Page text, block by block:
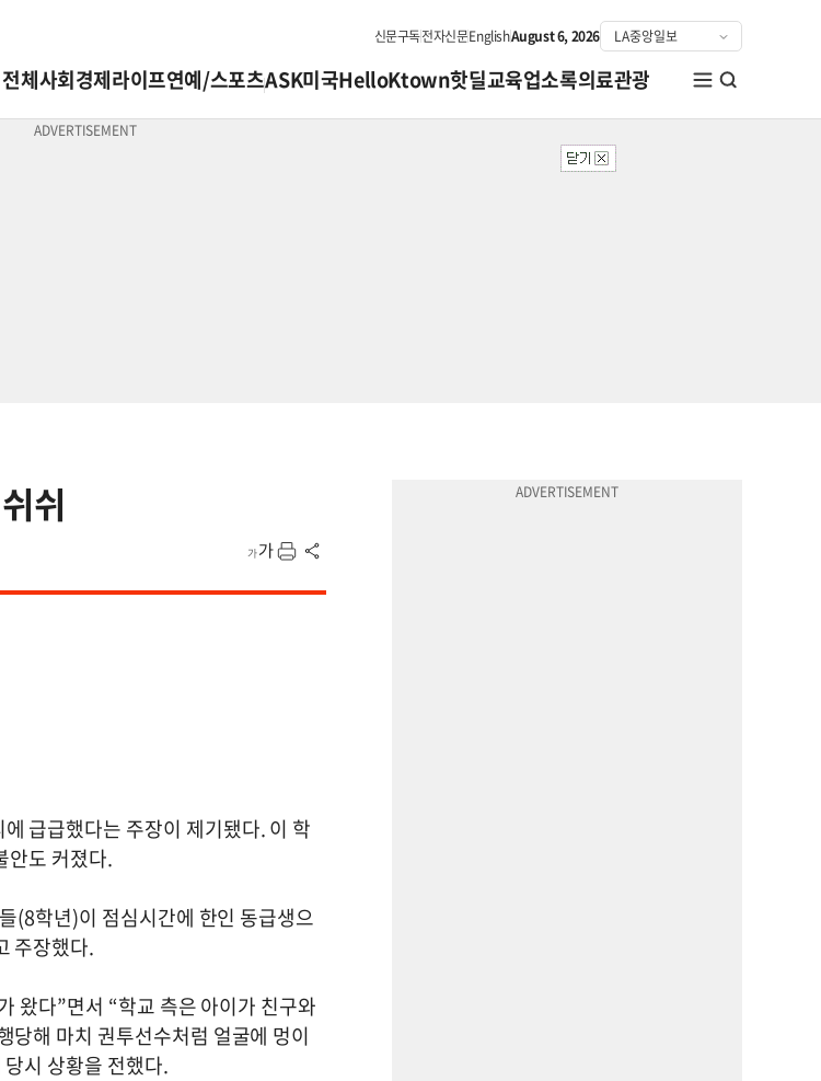
신문구독전자신문EnglishAugust 6, 2026
전체사회경제라이프연예/스포츠ASK미국HelloKtown핫딜교육업소록의료관광
쉬
급급했다는 주장이 제기됐다. 이 학
안도 커졌다.
(8학년)이 점심시간에 한인 동급생으
주장했다.
왔다”면서 “학교 측은 아이가 친구와
당해 마치 권투선수처럼 얼굴에 멍이
시 상황을 전했다.